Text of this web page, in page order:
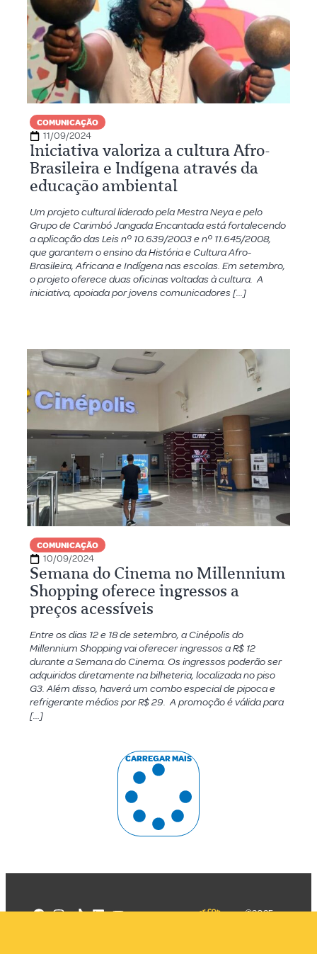
COMUNICAÇÃO
11/09/2024
Iniciativa valoriza a cultura Afro-
Brasileira e Indígena através da
educação ambiental
Um projeto cultural liderado pela Mestra Neya e pelo
Grupo de Carimbó Jangada Encantada está fortalecendo
a aplicação das Leis nº 10.639/2003 e nº 11.645/2008,
que garantem o ensino da História e Cultura Afro-
Brasileira, Africana e Indígena nas escolas. Em setembro,
o projeto oferece duas oficinas voltadas à cultura. A
iniciativa, apoiada por jovens comunicadores […]
COMUNICAÇÃO
10/09/2024
Semana do Cinema no Millennium
Shopping oferece ingressos a
preços acessíveis
Entre os dias 12 e 18 de setembro, a Cinépolis do
Millennium Shopping vai oferecer ingressos a R$ 12
durante a Semana do Cinema. Os ingressos poderão ser
adquiridos diretamente na bilheteria, localizada no piso
G3. Além disso, haverá um combo especial de pipoca e
refrigerante médios por R$ 29. A promoção é válida para
[…]
CARREGAR MAIS
©2025